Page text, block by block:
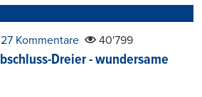
Kommentare 40'799
Dreier - wundersame